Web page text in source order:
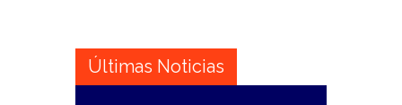
Últimas Noticias